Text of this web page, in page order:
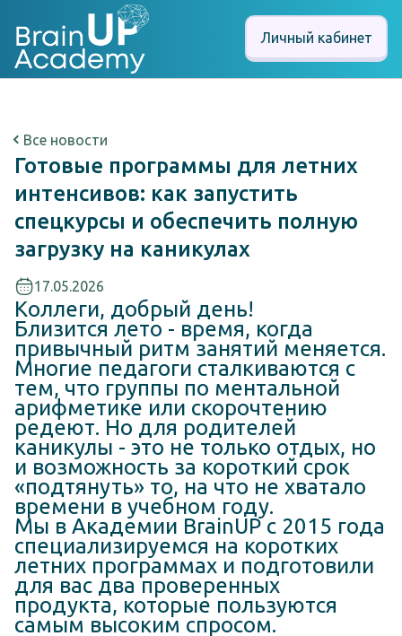
Личный кабинет
Все новости
Готовые программы для летних
интенсивов: как запустить
спецкурсы и обеспечить полную
загрузку на каникулах
17.05.2026
Коллеги, добрый день!
Близится лето - время, когда
привычный ритм занятий меняется.
Многие педагоги сталкиваются с
тем, что группы по ментальной
арифметике или скорочтению
редеют. Но для родителей
каникулы - это не только отдых, но
и возможность за короткий срок
«подтянуть» то, на что не хватало
времени в учебном году.
Мы в Академии BrainUP с 2015 года
специализируемся на коротких
летних программах и подготовили
для вас два проверенных
продукта, которые пользуются
самым высоким спросом.